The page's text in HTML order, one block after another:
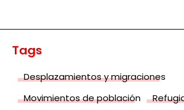
Tags
Desplazamientos y migraciones
Movimientos de población